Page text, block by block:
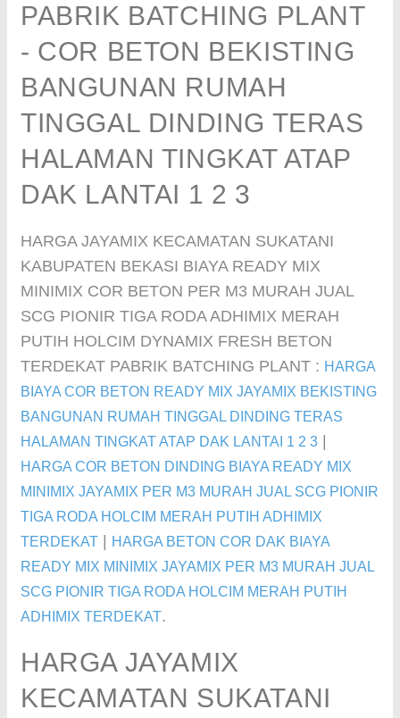
PABRIK BATCHING PLANT
- COR BETON BEKISTING
BANGUNAN RUMAH
TINGGAL DINDING TERAS
HALAMAN TINGKAT ATAP
DAK LANTAI 1 2 3
HARGA JAYAMIX KECAMATAN SUKATANI
KABUPATEN BEKASI BIAYA READY MIX
MINIMIX COR BETON PER M3 MURAH JUAL
SCG PIONIR TIGA RODA ADHIMIX MERAH
PUTIH HOLCIM DYNAMIX FRESH BETON
TERDEKAT PABRIK BATCHING PLANT : HARGA
BIAYA COR BETON READY MIX JAYAMIX BEKISTING
BANGUNAN RUMAH TINGGAL DINDING TERAS
HALAMAN TINGKAT ATAP DAK LANTAI 1 2 3
HARGA COR BETON DINDING BIAYA READY MIX
MINIMIX JAYAMIX PER M3 MURAH JUAL SCG PIONIR
TIGA RODA HOLCIM MERAH PUTIH ADHIMIX
TERDEKAT
HARGA BETON COR DAK BIAYA
READY MIX MINIMIX JAYAMIX PER M3 MURAH JUAL
SCG PIONIR TIGA RODA HOLCIM MERAH PUTIH
ADHIMIX TERDEKAT.
HARGA JAYAMIX
KECAMATAN SUKATANI